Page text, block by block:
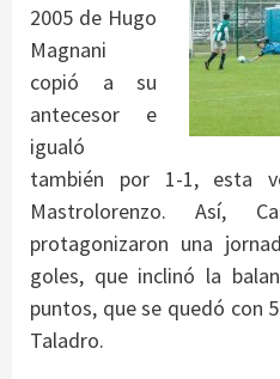
2005 de Hugo
Magnani
copió a su
antecesor e
igualó
también por 1-1, esta
Mastrolorenzo. Así,
protagonizaron una
goles, que inclinó la
puntos, que se quedó con
Taladro.